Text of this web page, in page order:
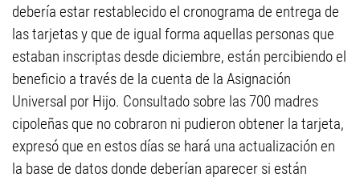
debería estar restablecido el cronograma de entrega de
las tarjetas y que de igual forma aquellas personas que
estaban inscriptas desde diciembre, están percibiendo el
beneficio a través de la cuenta de la Asignación
Universal por Hijo. Consultado sobre las 700 madres
cipoleñas que no cobraron ni pudieron obtener la tarjeta,
expresó que en estos días se hará una actualización en
la base de datos donde deberían aparecer si están